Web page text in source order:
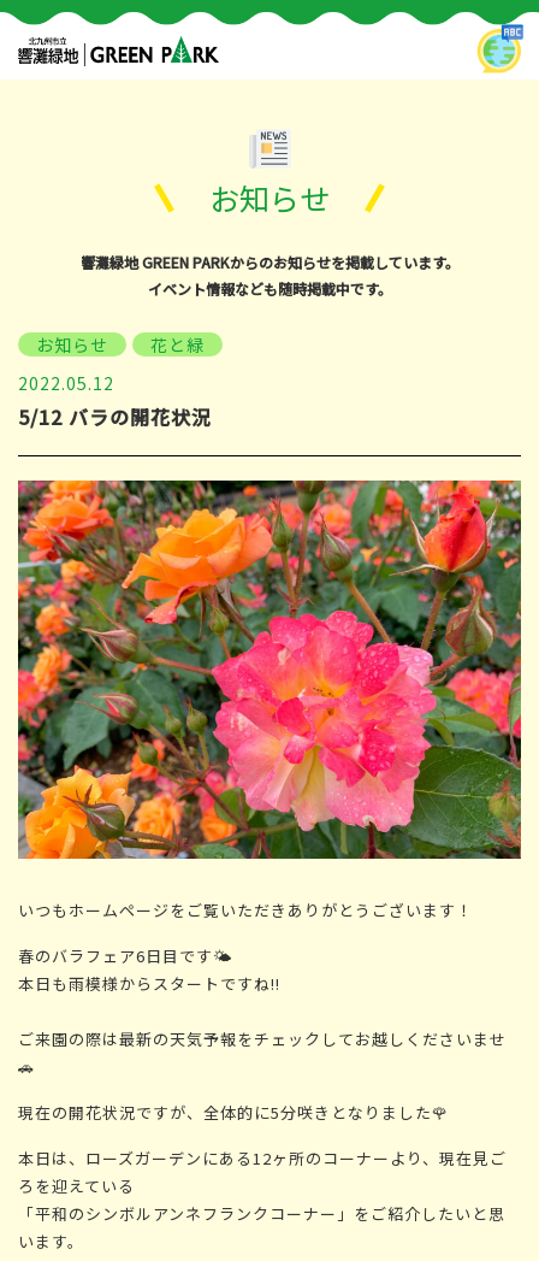
お知らせ
響灘緑地 GREEN PARKからのお知らせを掲載しています。
イベント情報なども随時掲載中です。
お知らせ
花と緑
2022.05.12
5/12 バラの開花状況
いつもホームページをご覧いただきありがとうございます！
春のバラフェア6日目です🌤
本日も雨模様からスタートですね!!
ご来園の際は最新の天気予報をチェックしてお越しくださいませ
🚗
現在の開花状況ですが、全体的に5分咲き となりました🌹
本日は、ローズガーデンにある12ヶ所のコーナーより、現在見ご
ろを迎えている
「平和のシンボルアンネフランクコーナー」をご紹介したいと思
います。